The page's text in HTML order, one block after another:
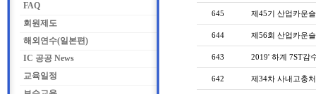
FAQ
회원제도
해외연수(일본편)
IC 공공 News
교육일정
645 제45기 산업카운
644 제56회 산업카운
643 2019' 하계 7ST감
642 제34차 사내고충